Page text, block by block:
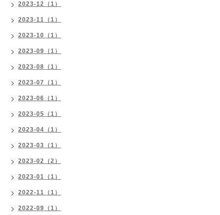
2023-12（1）
2023-11（1）
2023-10（1）
2023-09（1）
2023-08（1）
2023-07（1）
2023-06（1）
2023-05（1）
2023-04（1）
2023-03（1）
2023-02（2）
2023-01（1）
2022-11（1）
2022-09（1）